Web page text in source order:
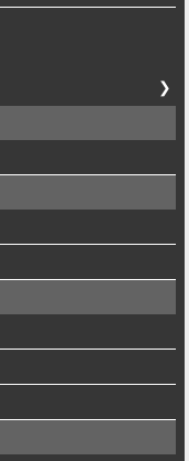
❯